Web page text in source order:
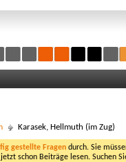
Karasek, Hellmuth (im Zug)
gestellte Fragen durch. Sie
schon Beiträge lesen. Suchen